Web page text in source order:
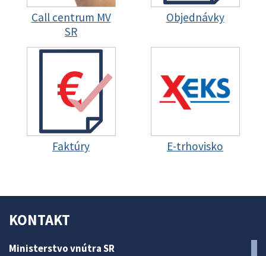
Call centrum MV
SR
Objednávky
Faktúry E-trhovisko
KONTAKT
Ministerstvo vnútra SR